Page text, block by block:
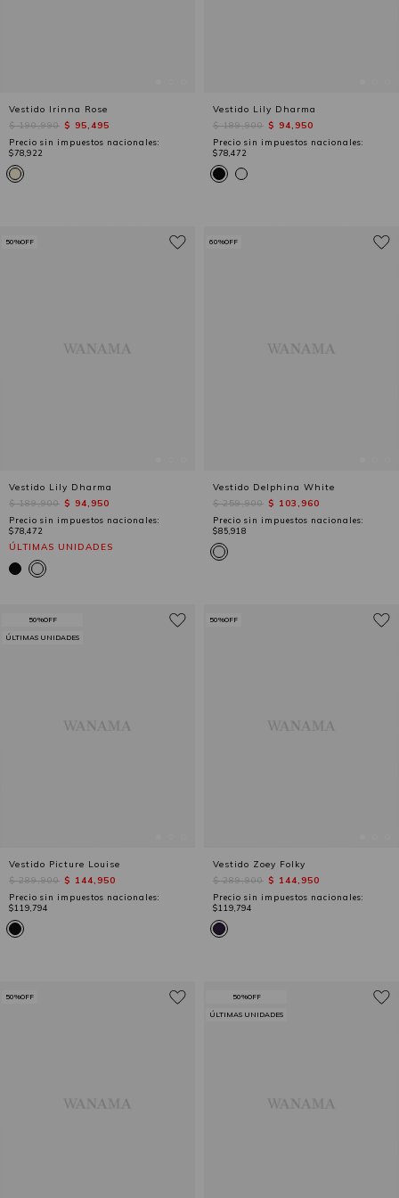
Vestido Irinna Rose
$ 190,990 $ 95,495
Precio sin impuestos nacionales:
$78,922
Vestido Lily Dharma
$ 189,900 $ 94,950
Precio sin impuestos nacionales:
$78,472
Vestido Lily Dharma
$ 189,900 $ 94,950
Precio sin impuestos nacionales:
$78,472
ÚLTIMAS UNIDADES
50%OFF
Vestido Delphina White
$ 259,900 $ 103,960
Precio sin impuestos nacionales:
$85,918
60%OFF
Vestido Picture Louise
$ 289,900 $ 144,950
Precio sin impuestos nacionales:
$119,794
50%OFF
ÚLTIMAS UNIDADES
Vestido Zoey Folky
$ 289,900 $ 144,950
Precio sin impuestos nacionales:
$119,794
50%OFF
50%OFF
50%OFF
ÚLTIMAS UNIDADES